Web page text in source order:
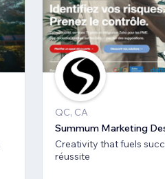
QC, CA
Summum Marketing
Creativity that fuels
réussite